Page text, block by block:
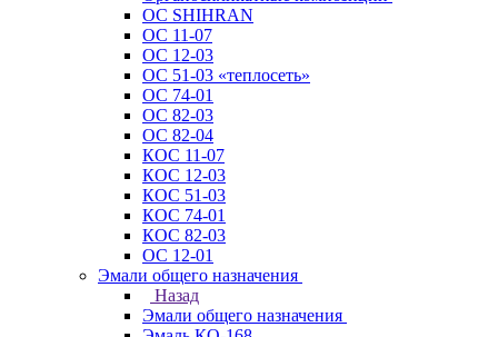
ОС SHIHRAN
ОС 11-07
ОС 12-03
ОС 51-03 «теплосеть»
ОС 74-01
ОС 82-03
ОС 82-04
КОС 11-07
КОС 12-03
КОС 51-03
КОС 74-01
КОС 82-03
ОС 12-01
Эмали общего назначения
Назад
Эмали общего назначения